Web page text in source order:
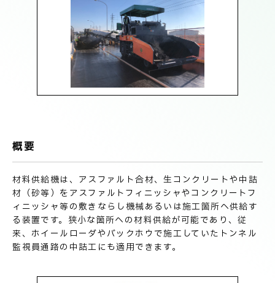
業績情報
サステナビリティ
ネットワーク
OUR WORKS
施工事例
TECHNICAL INFORMATION
製品情報
INFORMATION
お知らせ
概要
材料供給機は、アスファルト合材、生コンクリートや中詰
材（砂等）をアスファルトフィニッシャやコンクリートフ
ィニッシャ等の敷きならし機械あるいは施工箇所へ供給す
る装置です。狭小な箇所への材料供給が可能であり、従
来、ホイールローダやバックホウで施工していたトンネル
監視員通路の中詰工にも適用できます。